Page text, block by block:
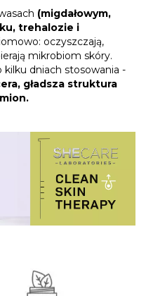
(migdałowym,
trehalozie i
oczyszczają,
mikrobiom skóry.
dniach stosowania -
gładsza struktura